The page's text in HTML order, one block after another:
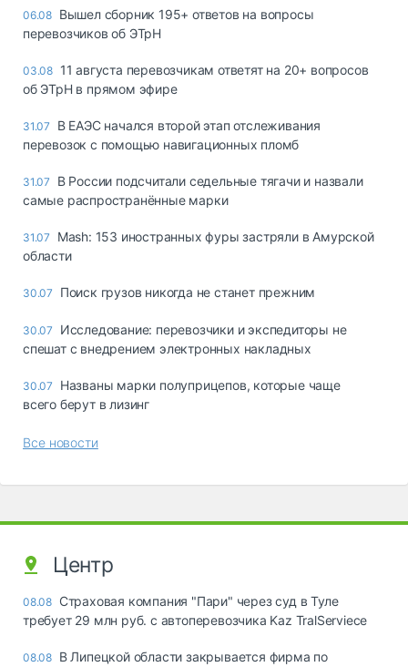
06.08 Вышел сборник 195+ ответов на вопросы
перевозчиков об ЭТрН
03.08 11 августа перевозчикам ответят на 20+ вопросов
об ЭТрН в прямом эфире
31.07
В ЕАЭС начался второй этап отслеживания
перевозок с помощью навигационных пломб
31.07
В России подсчитали седельные тягачи и назвали
самые распространённые марки
31.07
Mash: 153 иностранных фуры застряли в Амурской
области
30.07 Поиск грузов никогда не станет прежним
30.07
Исследование: перевозчики и экспедиторы не
спешат с внедрением электронных накладных
30.07
Названы марки полуприцепов, которые чаще
всего берут в лизинг
Все новости
Центр
08.08 Страховая компания "Пари" через суд в Туле
требует 29 млн руб. с автоперевозчика Kaz TralServiece
08.08 В Липецкой области закрывается фирма по